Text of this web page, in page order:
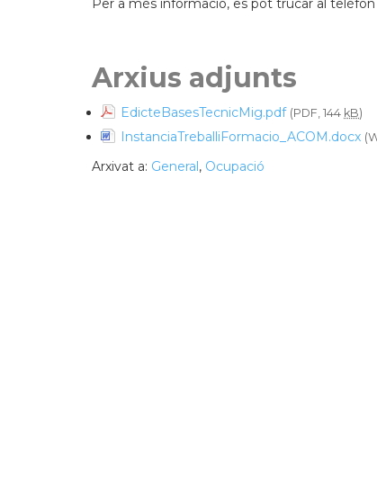
Per a més informació, es pot trucar al telèfon
Arxius adjunts
EdicteBasesTecnicMig.pdf (PDF, 144 kB)
InstanciaTreballiFormacio_ACOM.docx
Arxivat a: General, Ocupació